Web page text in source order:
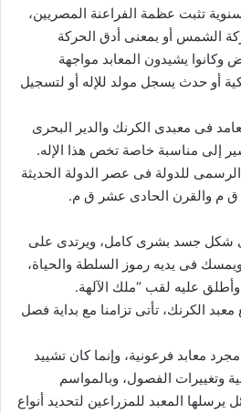
تثبت عظمة الفراعنة المصريين،
الشمس أو بمعنى أدق الحركة
يشيدون المعابد مواجهة
أو حدث يسجل مولد للإله أو لتسجيل
فى معبدى الكرنك والدير البحرى
إلى مناسبة خاصة تخص هذا الإله.
الرسمى للدولة فى عصر الدولة الحديثة
م والقرن الحادى عشر ق م.
شكل جسد بشرى كامل، ويرتدى على
فى يديه رموز السلطة والحياة،
عليه لقب “ملك الآلهة.
الكرنك، تأتى تزامنا مع بداية فصل
معابد فرعونية، وإنما كان تشييد
وتغييرات الفصول، وبالمواسم
يرسلها المعبد للمزراعين لتحديد أنواع